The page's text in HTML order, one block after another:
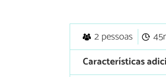
2 pessoas
Características